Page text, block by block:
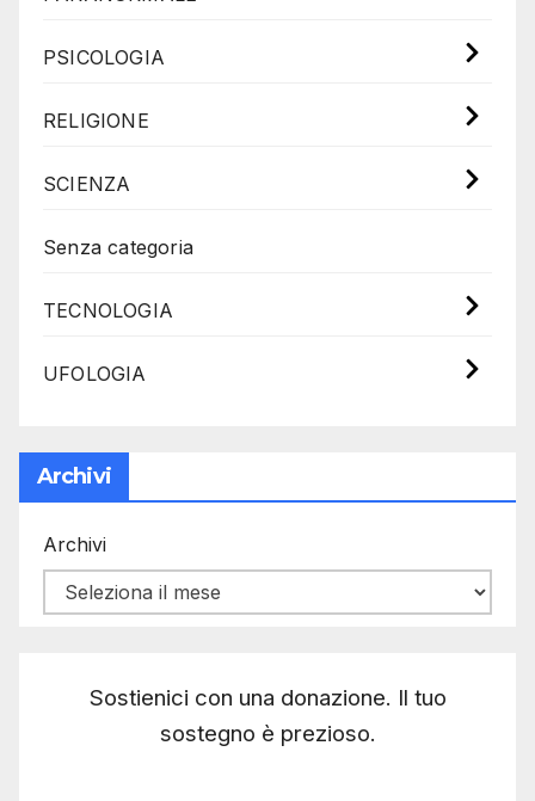
PSICOLOGIA
RELIGIONE
SCIENZA
Senza categoria
TECNOLOGIA
UFOLOGIA
Archivi
Archivi
Sostienici con una donazione. Il tuo
sostegno è prezioso.